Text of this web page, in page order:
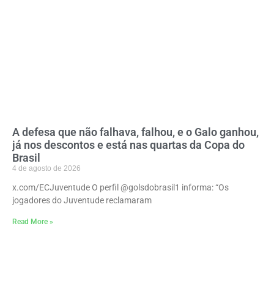
A defesa que não falhava, falhou, e o Galo ganhou,
já nos descontos e está nas quartas da Copa do
Brasil
4 de agosto de 2026
x.com/ECJuventude O perfil @golsdobrasil1 informa: “Os
jogadores do Juventude reclamaram
Read More »